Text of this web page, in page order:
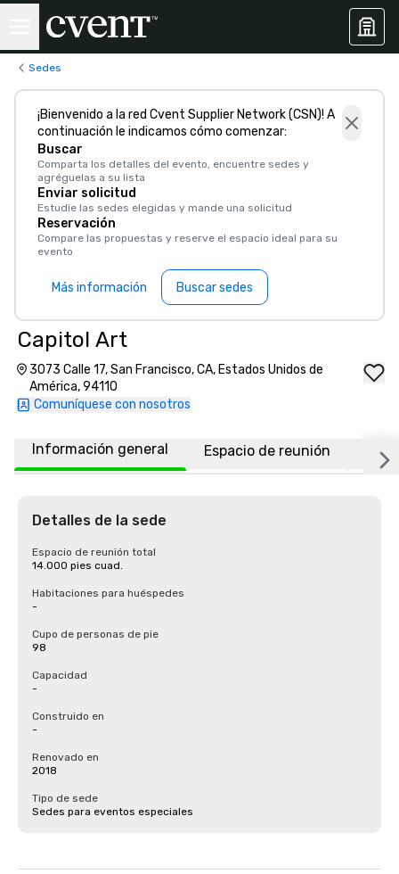
Sedes
¡Bienvenido a la red Cvent Supplier Network (CSN)! A
continuación le indicamos cómo comenzar:
Buscar
Comparta los detalles del evento, encuentre sedes y
agréguelas a su lista
Enviar solicitud
Estudie las sedes elegidas y mande una solicitud
Reservación
Compare las propuestas y reserve el espacio ideal para su
evento
Más información Buscar sedes
Capitol Art
3073 Calle 17, San Francisco, CA, Estados Unidos de
América, 94110
Comuníquese con nosotros
Información general Espacio de reunión
Detalles de la sede
Espacio de reunión total
14.000 pies cuad.
Habitaciones para huéspedes
-
Cupo de personas de pie
98
Capacidad
-
Construido en
-
Renovado en
2018
Tipo de sede
Sedes para eventos especiales